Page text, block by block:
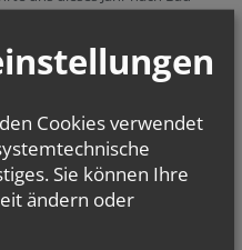
und Pastoralassistent:in sein" in
2024 wurde ein neuer
Cookies verwendet
Sie können Ihre
ändern oder